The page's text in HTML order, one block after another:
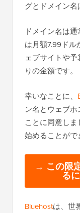
グとドメイン名
ドメイン名は
は月額7.99ドル
ェブサイトや
りの金額です。
幸いなことに、
ン名とウェブ
ことに同意し
始めることがで
→ この限
る
Bluehostは、世